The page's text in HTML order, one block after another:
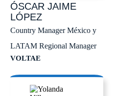
ÓSCAR JAIME
LÓPEZ
Country Manager México y
LATAM Regional Manager
VOLTAE